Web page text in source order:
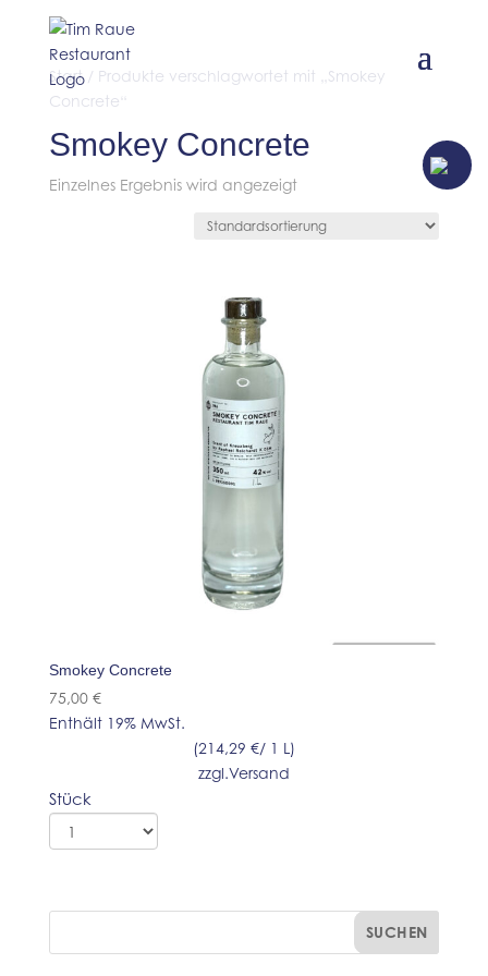
JETZT TISCH
Start/ Produkte verschlagwortet mit „Smokey
Concrete“
Smokey Concrete
Einzelnes Ergebnis wird angezeigt
Smokey Concrete
75,00 €
Enthält 19% MwSt.
(214,29 €/ 1 L)
zzgl.Versand
Stück
SUCHEN